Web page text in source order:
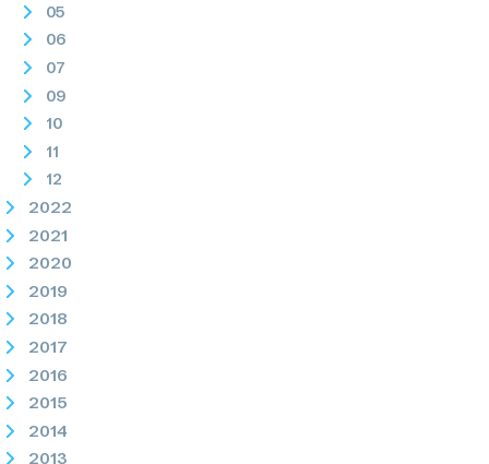
05
06
07
09
10
11
12
2022
2021
2020
2019
2018
2017
2016
2015
2014
2013